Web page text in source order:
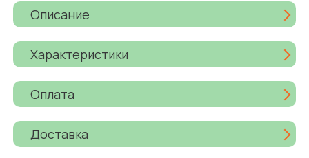
Описание
Характеристики
Оплата
Доставка